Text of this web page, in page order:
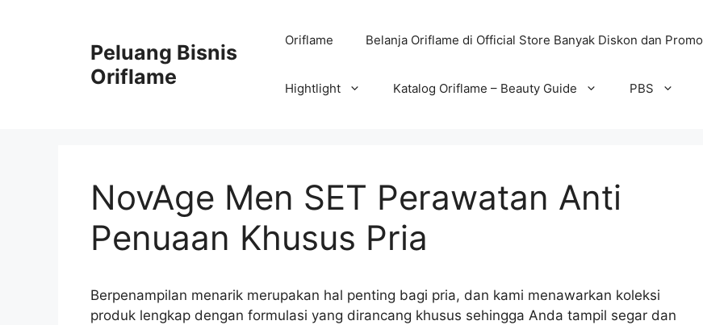
Peluang Bisnis
Oriflame
Oriflame Belanja Oriflame di Official Store Banyak Diskon dan Promo
Hightlight Katalog Oriflame – Beauty Guide PBS
NovAge Men SET Perawatan Anti
Penuaan Khusus Pria
Berpenampilan menarik merupakan hal penting bagi pria, dan kami menawarkan koleksi
produk lengkap dengan formulasi yang dirancang khusus sehingga Anda tampil segar dan